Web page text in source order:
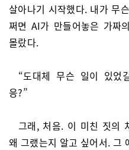
살아나기 시작했다. 내가 무
쩌면 AI가 만들어놓은 가짜
몰랐다.
“도대체 무슨 일이 있었
응?”
그래, 처음. 이 미친 짓의
왜 그랬는지 알고 싶어서. 그